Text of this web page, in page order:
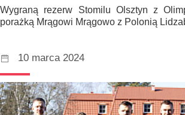
Wygraną rezerw Stomilu Olsztyn z
porażką Mrągowi Mrągowo z Polonią
10 marca 2024